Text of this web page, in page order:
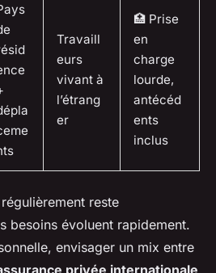
Travaill
eurs
vivant à
l’étrang
er
🏥 Prise
en
charge
lourde,
antécéd
ents
inclus
reste
besoins évoluent rapidement.
envisager un mix entre
privée internationale